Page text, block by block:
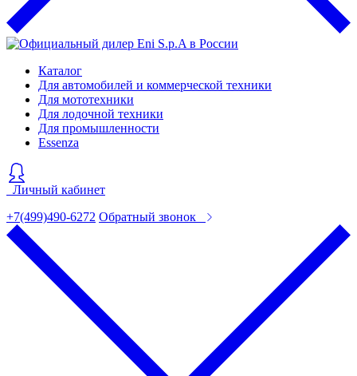
Каталог
Для автомобилей и коммерческой техники
Для мототехники
Для лодочной техники
Для промышленности
Essenza
Личный кабинет
+7(499)490-6272 Обратный звонок